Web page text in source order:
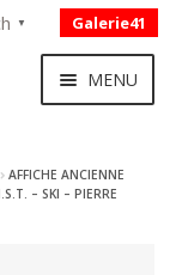
▼ Galerie41
MENU
AFFICHE ANCIENNE
– SKI – PIERRE